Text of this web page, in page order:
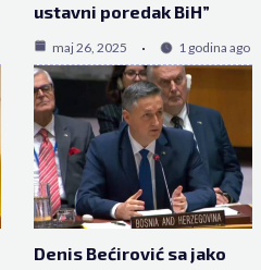
ustavni poredak BiH”
maj 26, 2025 1 godina ago
Denis Bećirović sa jako